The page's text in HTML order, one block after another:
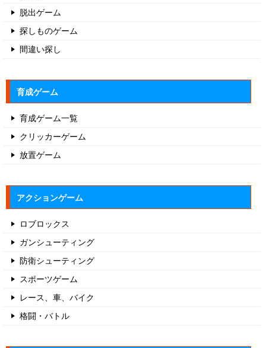
脱出ゲーム
探しものゲーム
間違い探し
育成ゲーム
育成ゲーム一覧
クリッカーゲーム
放置ゲーム
アクションゲーム
ロブロックス
ガンシューティング
防衛シューティング
スポーツゲーム
レース、車、バイク
格闘・バトル